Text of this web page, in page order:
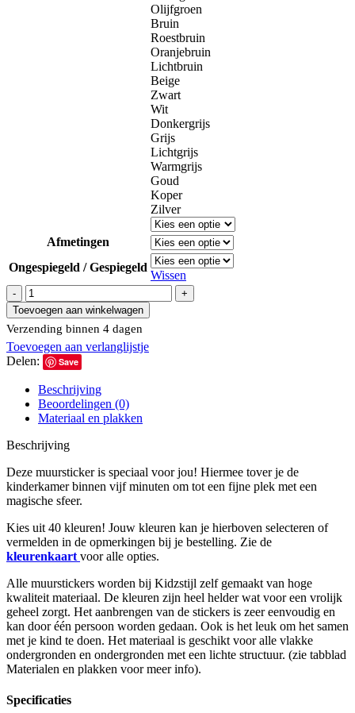
Olijfgroen
Bruin
Roestbruin
Oranjebruin
Lichtbruin
Beige
Zwart
Wit
Donkergrijs
Grijs
Lichtgrijs
Warmgrijs
Goud
Koper
Zilver
Afmetingen
Ongespiegeld / Gespiegeld
Wissen
Muursticker
Paardenhoofd
|
lijnen
aantal
Toevoegen aan winkelwagen
Verzending binnen 4 dagen
Toevoegen aan verlanglijstje
Delen:
Save
Beschrijving
Beoordelingen (0)
Materiaal en plakken
Beschrijving
Deze muursticker is speciaal voor jou! Hiermee tover je de
kinderkamer binnen vijf minuten om tot een fijne plek met een
magische sfeer.
Kies uit 40 kleuren! Jouw kleuren kan je hierboven selecteren of
vermelden in de opmerkingen bij je bestelling. Zie de
kleurenkaart voor alle opties.
Alle muurstickers worden bij Kidzstijl zelf gemaakt van hoge
kwaliteit materiaal. De kleuren zijn heel helder wat voor een vrolijk
geheel zorgt. Het aanbrengen van de stickers is zeer eenvoudig en
kan door één persoon worden gedaan. Ook is het leuk om het samen
met je kind te doen. Het materiaal is geschikt voor alle vlakke
ondergronden en ondergronden met een lichte structuur. (zie tabblad
Materialen en plakken voor meer info).
Specificaties